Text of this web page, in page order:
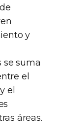
y
se suma
el
el
áreas.